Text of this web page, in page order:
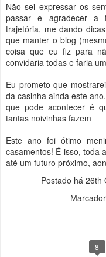
Não sei expressar os
passar e agradecer a
trajetória, me dando
que manter o blog
coisa que eu fiz para
convidaria todas e faria
Eu prometo que
da casinha ainda este
que pode acontecer é
tantas noivinhas fazem
Este ano foi ótimo
casamentos! É isso, toda
até um futuro próximo,
Postado há 26th
8